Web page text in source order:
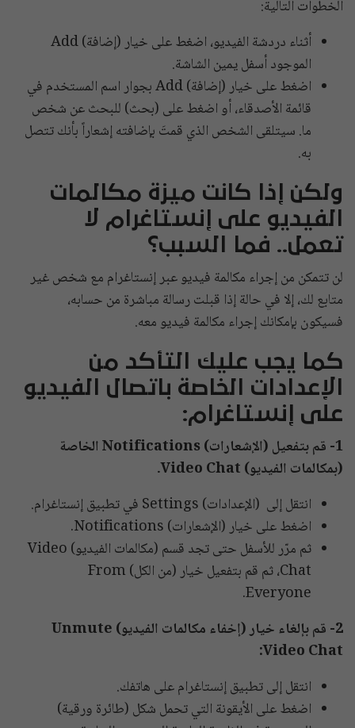
الخطوات التالية:
أثناء دردشة الفيديو، اضغط على خيار (إضافة) Add
الموجود أسفل يمين الشاشة.
اضغط على خيار (إضافة) Add بجوار اسم المستخدم في
قائمة الأصدقاء، أو اضغط على (بحث) للبحث عن شخص
ما. سيتلقى الشخص الذي قمتَ بإضافته إشعاراً بأنك تتصل
به.
ولكن إذا كانت ميزة مكالمات
الفيديو على إنستاغرام لا
تعمل.. فما السبب؟
لن تتمكن من إجراء مكالمة فيديو عبر إنستاغرام مع شخص غير
متابع لك، إلا في حالة إذا قبلت رسالة مباشرة من حسابه،
فسيكون بإمكانك إجراء مكالمة فيديو معه.
كما يجب عليك التأكد من
الإعدادات الخاصة باتصال الفيديو
على إنستاغرام:
1- قم بتفعيل (الإشعارات) Notifications الخاصة
(بمكالمات الفيديو) Video Chat.
انتقل إلى (الإعدادات) Settings في تطبيق إنستاغرام.
اضغط على خيار (الإشعارات) Notifications.
ثم مرّر للأسفل حتى تجد قسم (مكالمات الفيديو) Video
Chat، ثم قم بتفعيل خيار (من الكل) From
Everyone.
2- قم بإلغاء خيار (إخفاء مكالمات الفيديو) Unmute
Video Chat:
انتقل إلى تطبيق إنستاغرام على هاتفك.
اضغط على الأيقونة التي تحمل شكل (طائرة ورقية)